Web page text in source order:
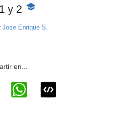
y 2
-
educativo
Jose Enrique S.